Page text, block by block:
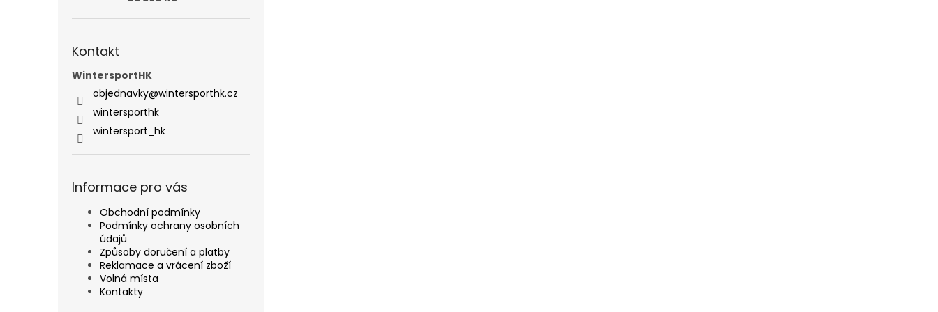
Kontakt
WintersportHK
objednavky@wintersporthk.cz
wintersporthk
wintersport_hk
Informace pro vás
Obchodní podmínky
Podmínky ochrany osobních
údajů
Způsoby doručení a platby
Reklamace a vrácení zboží
Volná místa
Kontakty